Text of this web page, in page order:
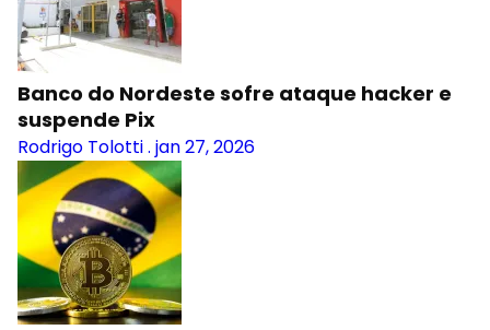
Banco do Nordeste sofre ataque hacker e
suspende Pix
Rodrigo Tolotti. jan 27, 2026